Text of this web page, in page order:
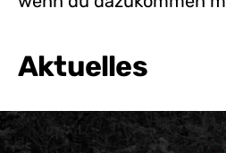
Aktuelles